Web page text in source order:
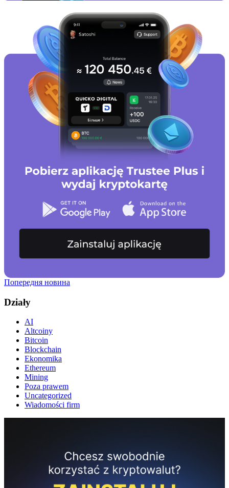
Попередня новина
Działy
AI
Altcoiny
Bitcoin
Blockchain
Ekonomika
Ethereum
Mining
Poza prawem
Uncategorized
Wiadomości firm